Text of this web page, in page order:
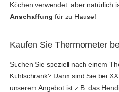
Köchen verwendet, aber natürlich
Anschaffung für zu Hause!
Kaufen Sie Thermometer
Suchen Sie speziell nach einem
Kühlschrank? Dann sind Sie bei
unserem Angebot ist z.B. das